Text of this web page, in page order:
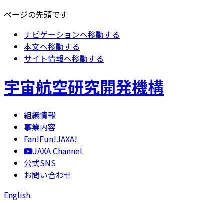
ページの先頭です
ナビゲーションへ移動する
本文へ移動する
サイト情報へ移動する
宇宙航空研究開発機構
組織情報
事業内容
Fan!Fun!JAXA!
JAXA Channel
公式SNS
お問い合わせ
English